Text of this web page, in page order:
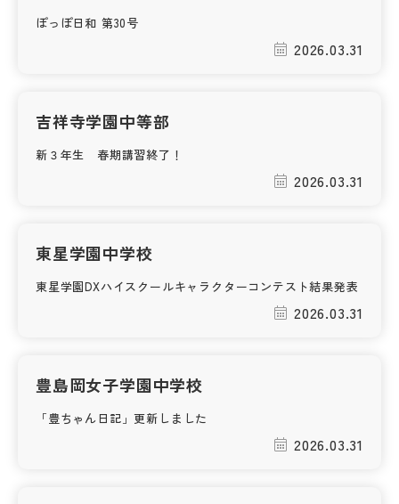
NettyLandかわら版
お問い合わせ
サイトマップ
ぽっぽ日和 第30号
2026.03.31
吉祥寺学園中等部
新３年生 春期講習終了！
2026.03.31
東星学園中学校
東星学園DXハイスクールキャラクターコンテスト結果発表
2026.03.31
豊島岡女子学園中学校
「豊ちゃん日記」更新しました
2026.03.31